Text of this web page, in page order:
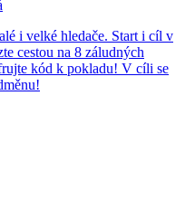
i velké hledače. Start i cíl v
cestou na 8 záludných
kód k pokladu! V cíli se